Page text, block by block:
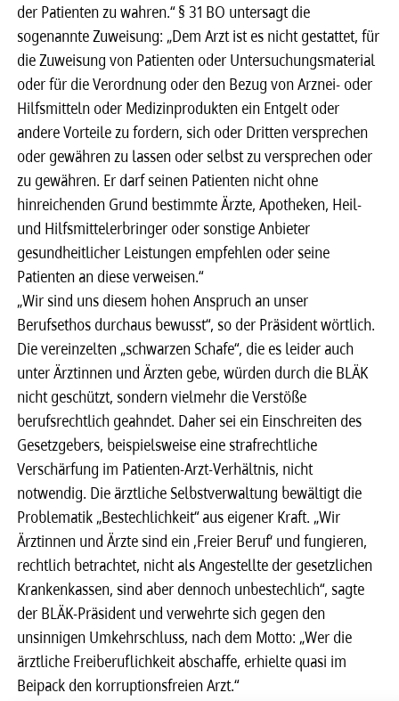
der Patienten zu wahren.“ § 31 BO untersagt die
sogenannte Zuweisung: „Dem Arzt ist es nicht gestattet, für
die Zuweisung von Patienten oder Untersuchungsmaterial
oder für die Verordnung oder den Bezug von Arznei- oder
Hilfsmitteln oder Medizinprodukten ein Entgelt oder
andere Vorteile zu fordern, sich oder Dritten versprechen
oder gewähren zu lassen oder selbst zu versprechen oder
zu gewähren. Er darf seinen Patienten nicht ohne
hinreichenden Grund bestimmte Ärzte, Apotheken, Heil-
und Hilfsmittelerbringer oder sonstige Anbieter
gesundheitlicher Leistungen empfehlen oder seine
Patienten an diese verweisen.“
„Wir sind uns diesem hohen Anspruch an unser
Berufsethos durchaus bewusst“, so der Präsident wörtlich.
Die vereinzelten „schwarzen Schafe“, die es leider auch
unter Ärztinnen und Ärzten gebe, würden durch die BLÄK
nicht geschützt, sondern vielmehr die Verstöße
berufsrechtlich geahndet. Daher sei ein Einschreiten des
Gesetzgebers, beispielsweise eine strafrechtliche
Verschärfung im Patienten-Arzt-Verhältnis, nicht
notwendig. Die ärztliche Selbstverwaltung bewältigt die
Problematik „Bestechlichkeit“ aus eigener Kraft. „Wir
Ärztinnen und Ärzte sind ein ‚Freier Beruf‘ und fungieren,
rechtlich betrachtet, nicht als Angestellte der gesetzlichen
Krankenkassen, sind aber dennoch unbestechlich“, sagte
der BLÄK-Präsident und verwehrte sich gegen den
unsinnigen Umkehrschluss, nach dem Motto: „Wer die
ärztliche Freiberuflichkeit abschaffe, erhielte quasi im
Beipack den korruptionsfreien Arzt.“